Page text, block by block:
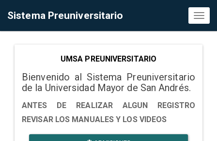
Sistema Preuniversitario
UMSA PREUNIVERSITARIO
Bienvenido al Sistema Preuniversitario
de la Universidad Mayor de San Andrés.
ANTES DE REALIZAR ALGUN REGISTRO
REVISAR LOS MANUALES Y LOS VIDEOS